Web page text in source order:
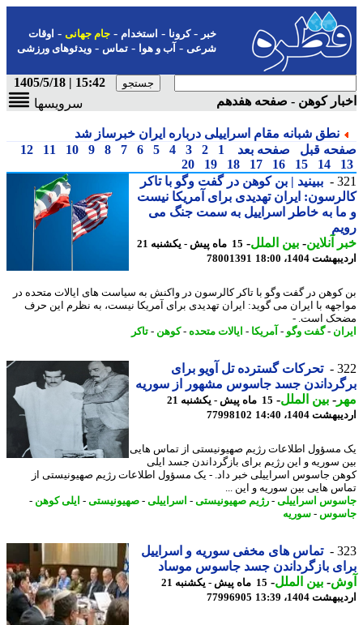
-کرونا-استخدام- جام جهانی-اوقات
شرعی-آب و هوا-تماس-ویدئوهای ورزشی
15:42 | 1405/5/18
کوهن - صفحه هفدهم
سرویسها
نطق شبانه مقام اسراییلی درباره ایران خبرساز شد
قبل صفحه بعد 1
2
3
4
5
6
7
8
9
10
11
12
14
15
16
17
18
19
20
ببینید | بن کوهن در گفت وگو با تاکر
ایران تهدیدی برای آمریکا نیست
به خاطر اسراییل به سمت جنگ می
آنلاین-بین الملل-
15 ماه پیش - یکشنبه 21
1404، 18:00
78001391
در گفت وگو با تاکر کالرسون در واکنش به سیاست های ایالات متحده در
با ایران می گوید: ایران تهدیدی برای آمریکا نیست، به نظرم این حرف
است. -
- گفت وگو-آمریکا- ایالات متحده-کوهن-تاکر
تحرکات گسترده تل آویو برای
جسد جاسوس مشهور از سوریه
-بین الملل-
15 ماه پیش - یکشنبه 21
1404، 14:40
77998102
اطلاعات رژیم صهیونیستی از تماس هایی
سوریه و این رژیم برای بازگرداندن جسد ایلی
جاسوس اسراییلی خبر داد. - یک مسؤول اطلاعات رژیم صهیونیستی از
هایی بین سوریه و این ...
اسراییلی
-رژیم صهیونیستی-اسراییلی -صهیونیستی-ایلی کوهن-
-سوریه
تماس های مخفی سوریه و اسراییل
بازگرداندن جسد جاسوس موساد
-بین الملل-
15 ماه پیش - یکشنبه 21
1404، 13:39
77996905